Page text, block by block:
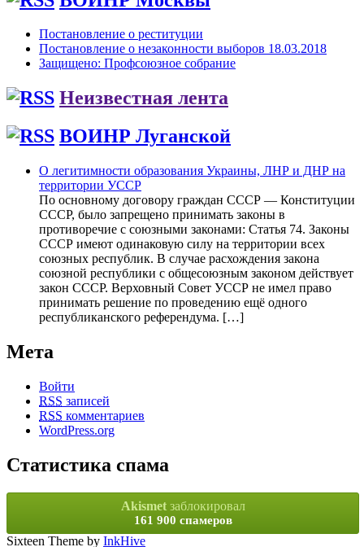
Постановление о реституции
Постановление о незаконности выборов 18.03.2018
Защищено: Профсоюзное собрание
Неизвестная лента
ВОИНР Луганской
О легитимности образования Украины, ЛНР и ДНР на
территории УССР
По основному договору граждан СССР — Конституции
СССР, было запрещено принимать законы в
противоречие с союзными законами: Статья 74. Законы
СССР имеют одинаковую силу на территории всех
союзных республик. В случае расхождения закона
союзной республики с общесоюзным законом действует
закон СССР. Верховный Совет УССР не имел право
принимать решение по проведению ещё одного
республиканского референдума. […]
Мета
Войти
RSS записей
RSS комментариев
WordPress.org
Статистика спама
Akismetзаблокировал
161 900 спамеров
Sixteen Theme by InkHive